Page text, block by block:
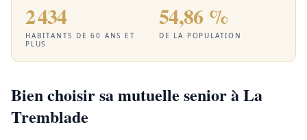
2 434
HABITANTS DE 60 ANS ET
PLUS
54,86 %
DE LA POPULATION
Bien choisir sa mutuelle senior à La
Tremblade